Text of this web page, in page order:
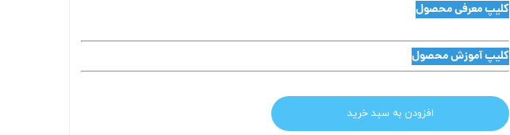
کلیپ معرفی محصول
کلیپ آموزش محصول
افزودن به سبد خرید